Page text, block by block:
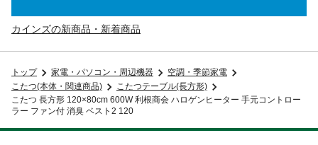
カインズの新商品・新着商品
トップ 家電・パソコン・周辺機器
空調・季節家電
こたつ(本体・関連商品)
こたつテーブル(長方形)
こたつ 長方形 120×80cm 600W 利根商会 ハロゲンヒーター 手元コントロー
ラー ファン付 消臭 ベスト2 120